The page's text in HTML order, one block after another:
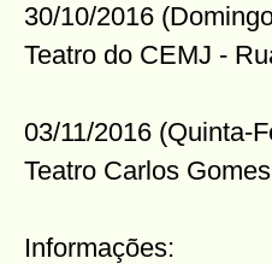
30/10/2016
Teatro do CEMJ -
03/11/2016 (Quinta-
Teatro Carlos
Informações: